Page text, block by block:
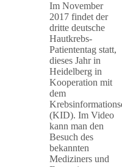
Im November
2017 findet der
dritte deutsche
Hautkrebs-
Patiententag statt,
dieses Jahr in
Heidelberg in
Kooperation mit
dem
(KID). Im Video
kann man den
Besuch des
bekannten
Mediziners und